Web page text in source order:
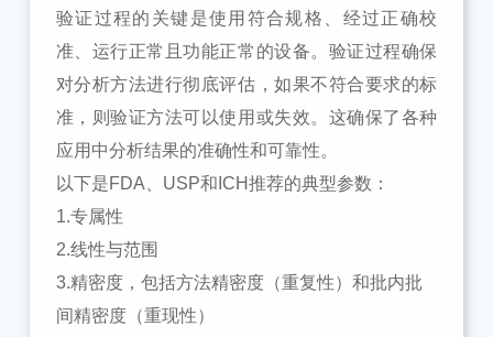
验证过程的关键是使用符合规格、经过正确校
准、运行正常且功能正常的设备。验证过程确保
对分析方法进行彻底评估，如果不符合要求的标
准，则验证方法可以使用或失效。这确保了各种
应用中分析结果的准确性和可靠性。
以下是FDA、USP和ICH推荐的典型参数：
1.专属性
2.线性与范围
3.精密度，包括方法精密度（重复性）和批内批
间精密度（重现性）